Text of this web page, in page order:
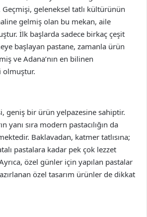
geleneksel tatlı kültürünün
gelmiş olan bu mekan, aile
İlk başlarda sadece birkaç çeşit
başlayan pastane, zamanla ürün
ve Adana’nın en bilinen
olmuştur.
geniş bir ürün yelpazesine sahiptir.
yanı sıra modern pastacılığın da
Baklavadan, katmer tatlısına;
pastalara kadar pek çok lezzet
özel günler için yapılan pastalar
özel tasarım ürünler de dikkat